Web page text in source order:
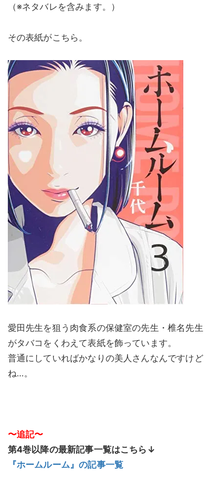
（※ネタバレを含みます。）
その表紙がこちら。
愛田先生を狙う肉食系の保健室の先生・椎名先生
がタバコをくわえて表紙を飾っています。
普通にしていればかなりの美人さんなんですけど
ね…。
〜追記〜
第4巻以降の最新記事一覧はこちら↓
『ホームルーム』の記事一覧